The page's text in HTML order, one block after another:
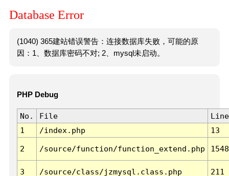
Database Error
(1040) 365建站错误警告：连接数据库失败，可能的原
因：1、数据库密码不对; 2、mysql未启动。
PHP Debug
No. File
Line
1
/index.php 13
2 /source/function/function_extend.php 1548
3 /source/class/jzmysql.class.php 211